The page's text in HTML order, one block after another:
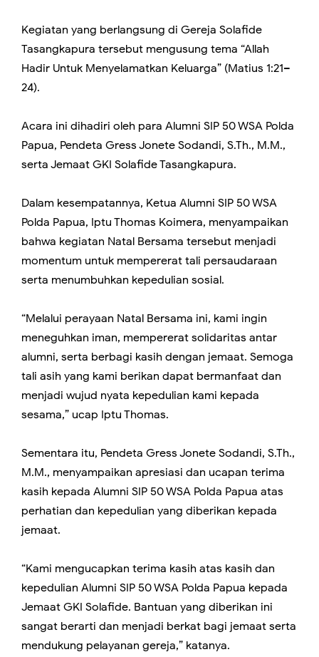
Kegiatan yang berlangsung di Gereja Solafide
Tasangkapura tersebut mengusung tema “Allah
Hadir Untuk Menyelamatkan Keluarga” (Matius 1:21–
24).
Acara ini dihadiri oleh para Alumni SIP 50 WSA Polda
Papua, Pendeta Gress Jonete Sodandi, S.Th., M.M.,
serta Jemaat GKI Solafide Tasangkapura.
Dalam kesempatannya, Ketua Alumni SIP 50 WSA
Polda Papua, Iptu Thomas Koimera, menyampaikan
bahwa kegiatan Natal Bersama tersebut menjadi
momentum untuk mempererat tali persaudaraan
serta menumbuhkan kepedulian sosial.
“Melalui perayaan Natal Bersama ini, kami ingin
meneguhkan iman, mempererat solidaritas antar
alumni, serta berbagi kasih dengan jemaat. Semoga
tali asih yang kami berikan dapat bermanfaat dan
menjadi wujud nyata kepedulian kami kepada
sesama,” ucap Iptu Thomas.
Sementara itu, Pendeta Gress Jonete Sodandi, S.Th.,
M.M., menyampaikan apresiasi dan ucapan terima
kasih kepada Alumni SIP 50 WSA Polda Papua atas
perhatian dan kepedulian yang diberikan kepada
jemaat.
“Kami mengucapkan terima kasih atas kasih dan
kepedulian Alumni SIP 50 WSA Polda Papua kepada
Jemaat GKI Solafide. Bantuan yang diberikan ini
sangat berarti dan menjadi berkat bagi jemaat serta
mendukung pelayanan gereja,” katanya.